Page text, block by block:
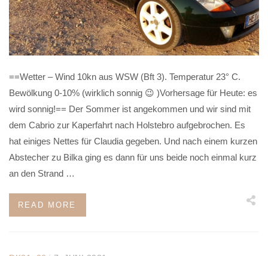
==Wetter – Wind 10kn aus WSW (Bft 3). Temperatur 23° C.
Bewölkung 0-10% (wirklich sonnig 😉 )Vorhersage für Heute: es
wird sonnig!== Der Sommer ist angekommen und wir sind mit
dem Cabrio zur Kaperfahrt nach Holstebro aufgebrochen. Es
hat einiges Nettes für Claudia gegeben. Und nach einem kurzen
Abstecher zu Bilka ging es dann für uns beide noch einmal kurz
an den Strand …
READ MORE